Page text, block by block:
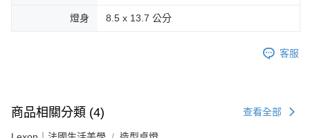
燈身 8.5 x 13.7 公分
客服
商品相關分類 (4) 查看全部